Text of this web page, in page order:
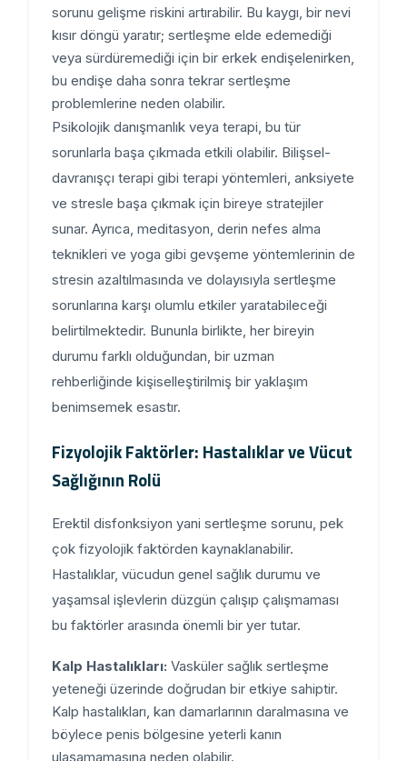
sorunu gelişme riskini artırabilir. Bu kaygı, bir nevi
kısır döngü yaratır; sertleşme elde edemediği
veya sürdüremediği için bir erkek endişelenirken,
bu endişe daha sonra tekrar sertleşme
problemlerine neden olabilir.
Psikolojik danışmanlık veya terapi, bu tür
sorunlarla başa çıkmada etkili olabilir. Bilişsel-
davranışçı terapi gibi terapi yöntemleri, anksiyete
ve stresle başa çıkmak için bireye stratejiler
sunar. Ayrıca, meditasyon, derin nefes alma
teknikleri ve yoga gibi gevşeme yöntemlerinin de
stresin azaltılmasında ve dolayısıyla sertleşme
sorunlarına karşı olumlu etkiler yaratabileceği
belirtilmektedir. Bununla birlikte, her bireyin
durumu farklı olduğundan, bir uzman
rehberliğinde kişiselleştirilmiş bir yaklaşım
benimsemek esastır.
Fizyolojik Faktörler: Hastalıklar ve Vücut
Sağlığının Rolü
Erektil disfonksiyon yani sertleşme sorunu, pek
çok fizyolojik faktörden kaynaklanabilir.
Hastalıklar, vücudun genel sağlık durumu ve
yaşamsal işlevlerin düzgün çalışıp çalışmaması
bu faktörler arasında önemli bir yer tutar.
Kalp Hastalıkları: Vasküler sağlık sertleşme
yeteneği üzerinde doğrudan bir etkiye sahiptir.
Kalp hastalıkları, kan damarlarının daralmasına ve
böylece penis bölgesine yeterli kanın
ulaşamamasına neden olabilir.